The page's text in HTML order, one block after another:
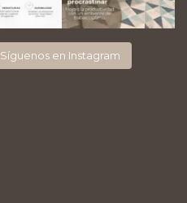
Síguenos en Instagram